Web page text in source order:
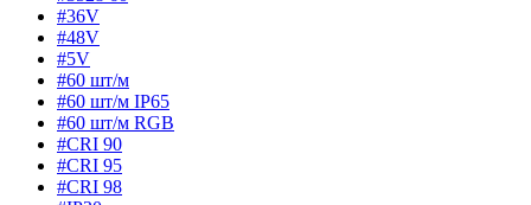
#36V
#48V
#5V
#60 шт/м
#60 шт/м IP65
#60 шт/м RGB
#CRI 90
#CRI 95
#CRI 98